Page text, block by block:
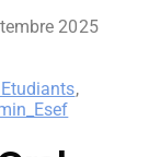
2025
,